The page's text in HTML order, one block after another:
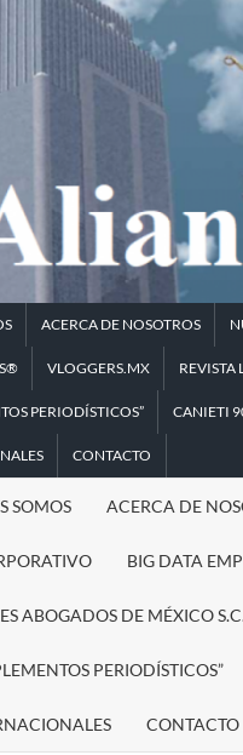
ACERCA DE NOSOTROS
VLOGGERS.MX REVISTA
PERIODÍSTICOS” CANIETI
CONTACTO
SOMOS ACERCA DE
BIG DATA
ABOGADOS DE MÉXICO
PERIODÍSTICOS”
CONTACTO